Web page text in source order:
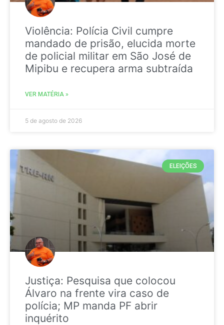
Violência: Polícia Civil cumpre
mandado de prisão, elucida morte
de policial militar em São José de
Mipibu e recupera arma subtraída
VER MATÉRIA »
5 de agosto de 2026
ELEIÇÕES
Justiça: Pesquisa que colocou
Álvaro na frente vira caso de
polícia; MP manda PF abrir
inquérito